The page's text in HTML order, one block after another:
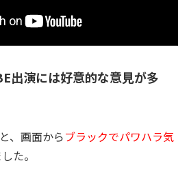
出演には好意的な意見が多
、画面からブラックでパワハラ気
た。